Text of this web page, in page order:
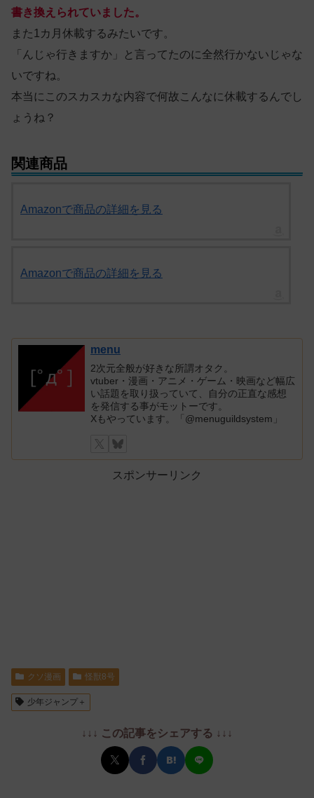
書き換えられていました。
また1カ月休載するみたいです。
「んじゃ行きますか」と言ってたのに全然行かないじゃな
いですね。
本当にこのスカスカな内容で何故こんなに休載するんでし
ょうね？
関連商品
Amazonで商品の詳細を見る
Amazonで商品の詳細を見る
menu
2次元全般が好きな所謂オタク。
vtuber・漫画・アニメ・ゲーム・映画など幅広
い話題を取り扱っていて、自分の正直な感想
を発信する事がモットーです。
Xもやっています。「@menuguildsystem」
スポンサーリンク
クソ漫画 怪獣8号
少年ジャンプ＋
↓↓↓ この記事をシェアする ↓↓↓